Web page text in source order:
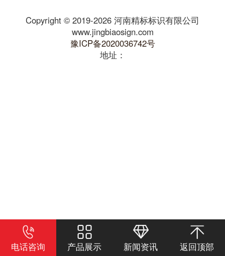
Copyright © 2019-2026 河南精标标识有限公司
www.jingbiaosign.com
豫ICP备2020036742号
地址：
电话咨询 产品展示 新闻资讯 返回顶部